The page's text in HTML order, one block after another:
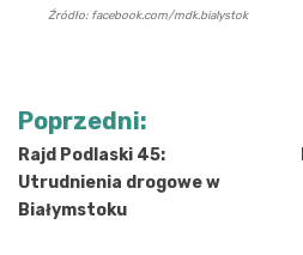
Źródło: facebook.com/mdk.bialystok
Nawigacja
wpisu
Poprzedni:
Rajd Podlaski 45:
Utrudnienia drogowe w
Białymstoku